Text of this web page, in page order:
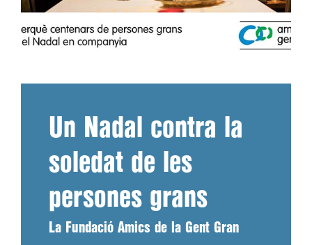
Un Nadal contra la
soledat de les
persones grans
La Fundació Amics de la Gent Gran